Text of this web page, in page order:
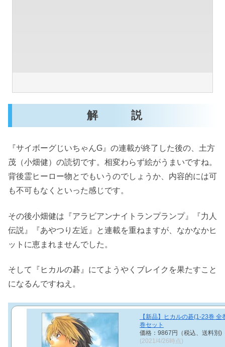
解 説
『サイボーグじいちゃんG』の連載が終了した後の、土方
茂（小畑健）の読切です。相変わらず絵がうまいですね。
背後霊ヒーロー物とでもいうのでしょうか、内容的には可
も不可もなくといった感じです。
その後小畑健は『アラビアンナイトランプランプ』『力人
伝説』『あやつり左近』と連載を重ねますが、なかなかヒ
ットに恵まれませんでした。
そして『ヒカルの碁』にてようやくブレイクを果たすこと
になるんですねえ。
【新品】ヒカルの碁(1-23巻 全
巻セット
価格：9867円（税込、送料別)
(2021/4/26時点)